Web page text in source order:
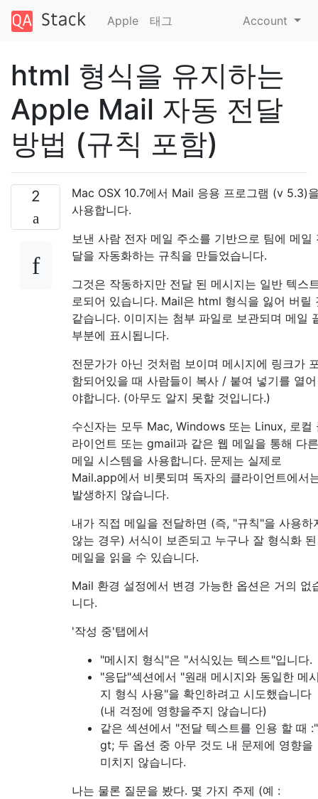
Apple 태그 Account
html 형식을 유지하는
Apple Mail 자동 전달
방법 (규칙 포함)
2
Mac OSX 10.7에서 Mail 응용 프로그램 (v 5.3)
사용합니다.
보낸 사람 전자 메일 주소를 기반으로 팀에 메일
달을 자동화하는 규칙을 만들었습니다.
그것은 작동하지만 전달 된 메시지는 일반 텍스
로되어 있습니다. Mail은 html 형식을 잃어 버릴
같습니다. 이미지는 첨부 파일로 보관되며 메일
부분에 표시됩니다.
전문가가 아닌 것처럼 보이며 메시지에 링크가
함되어있을 때 사람들이 복사 / 붙여 넣기를 열어
야합니다. (아무도 알지 못할 것입니다.)
수신자는 모두 Mac, Windows 또는 Linux, 로컬
라이언트 또는 gmail과 같은 웹 메일을 통해 다른
메일 시스템을 사용합니다. 문제는 실제로
Mail.app에서 비롯되며 독자의 클라이언트에서
발생하지 않습니다.
내가 직접 메일을 전달하면 (즉, "규칙"을 사용하
않는 경우) 서식이 보존되고 누구나 잘 형식화 된
메일을 읽을 수 있습니다.
Mail 환경 설정에서 변경 가능한 옵션은 거의 없
니다.
'작성 중'탭에서
"메시지 형식"은 "서식있는 텍스트"입니다.
"응답"섹션에서 "원래 메시지와 동일한 메
지 형식 사용"을 확인하려고 시도했습니다
(내 걱정에 영향을주지 않습니다)
같은 섹션에서 "전달 텍스트를 인용 할 때
gt; 두 옵션 중 아무 것도 내 문제에 영향을
미치지 않습니다.
나는 물론 질문을 봤다. 몇 가지 주제 (예 :